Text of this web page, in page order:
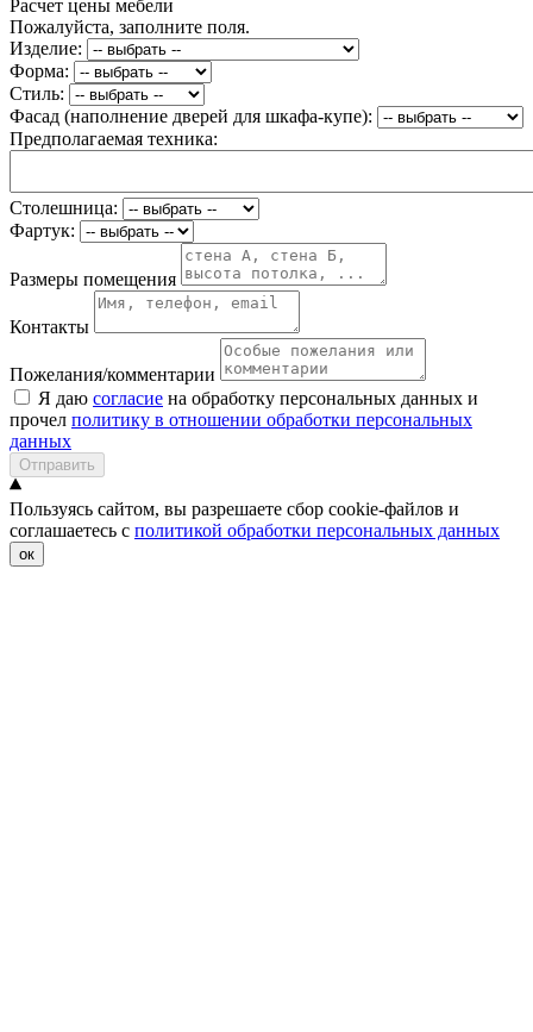
Расчет цены мебели
Пожалуйста, заполните поля.
Изделие:
Форма:
Стиль:
Фасад (наполнение дверей для шкафа-купе):
Предполагаемая техника:
Столешница:
Фартук:
Размеры помещения
Контакты
Пожелания/комментарии
Я даю согласие на обработку персональных данных и
прочел политику в отношении обработки персональных
данных
Отправить
Пользуясь сайтом, вы разрешаете сбор cookie-файлов и
соглашаетесь с политикой обработки персональных данных
ок